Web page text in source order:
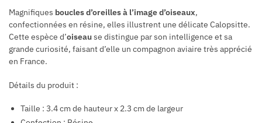
Magnifiques boucles d’oreilles à l’image d’oiseaux,
confectionnées en résine, elles illustrent une délicate Calopsitte.
Cette espèce d’oiseause distingue par son intelligence et sa
grande curiosité, faisant d’elle un compagnon aviaire très apprécié
en France.
Détails du produit :
Taille : 3.4 cm de hauteur x 2.3 cm de largeur